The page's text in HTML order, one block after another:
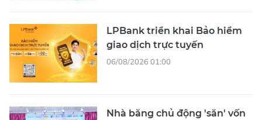
LPBank triển khai Bảo hiểm
giao dịch trực tuyến
06/08/2026 01:00
Nhà băng chủ động 'săn' vốn